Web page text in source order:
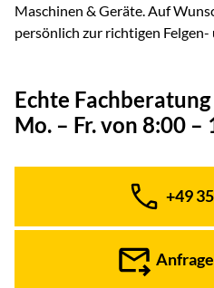
Maschinen & Geräte. Auf
persönlich zur richtigen
Echte
Mo. – Fr. von 8:00 –
+49